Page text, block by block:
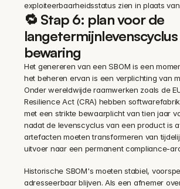
exploiteerbaarheidsstatus zien in plaats
🔁 Stap 6: plan voor de
bewaring
Het genereren van een SBOM is een
het beheren ervan is een verplichting van
Onder wereldwijde raamwerken zoals de
Resilience Act (CRA) hebben
met een strikte bewaarplicht van tien jaar
nadat de levenscyclus van een product is
artefacten moeten transformeren van
uitvoer naar een permanent compliance-
Historische SBOM's moeten stabiel,
adresseerbaar blijven. Als een afnemer